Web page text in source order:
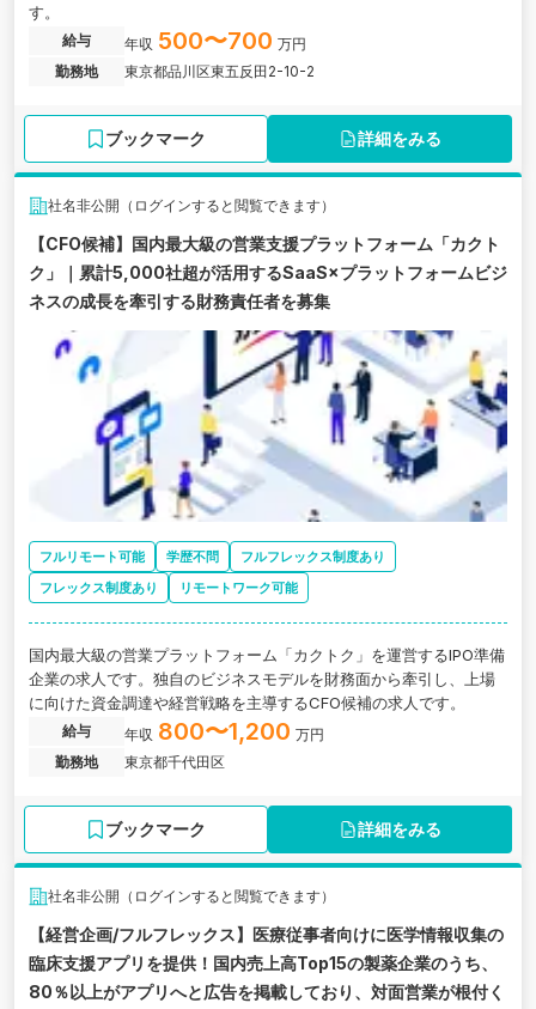
す。
給与 年収 500〜700 万円
勤務地
東京都品川区東五反田2-10-2
ブックマーク 詳細をみる
社名非公開（ログインすると閲覧できます）
【CFO候補】国内最大級の営業支援プラットフォーム「カクト
ク」｜累計5,000社超が活用するSaaS×プラットフォームビジ
ネスの成長を牽引する財務責任者を募集
フルリモート可能 学歴不問
フルフレックス制度あり
フレックス制度あり
リモートワーク可能
国内最大級の営業プラットフォーム「カクトク」を運営するIPO準備
企業の求人です。独自のビジネスモデルを財務面から牽引し、上場
に向けた資金調達や経営戦略を主導するCFO候補の求人です。
給与 年収 800〜1,200 万円
勤務地
東京都千代田区
ブックマーク 詳細をみる
社名非公開（ログインすると閲覧できます）
【経営企画/フルフレックス】医療従事者向けに医学情報収集の
臨床支援アプリを提供！国内売上高Top15の製薬企業のうち、
80％以上がアプリへと広告を掲載しており、対面営業が根付く